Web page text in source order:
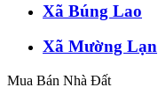
Xã Búng Lao
Xã Mường Lạn
Mua Bán Nhà Đất